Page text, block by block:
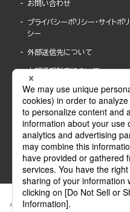
お問い合わせ
プライバシーポリシー・サイトポリ
シー
外部送信先について
内部通報制度について
ぶんか社が運営するサイトでは、